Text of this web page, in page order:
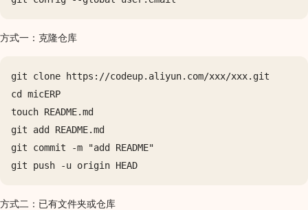
方式一：克隆仓库
git clone https://codeup.aliyun.com/xxx/xxx.git
cd micERP
touch README.md
git add README.md
git commit -m "add README"
方式二：已有文件夹或仓库